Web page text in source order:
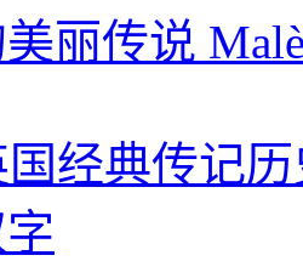
丽传说
国经典传记